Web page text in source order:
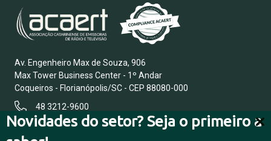
Novidades do setor? Seja o primeiro a
Av. Engenheiro Max de Souza, 906
Max Tower Business Center - 1º Andar
Coqueiros - Florianópolis/SC - CEP 88080-000
48 3212-9600